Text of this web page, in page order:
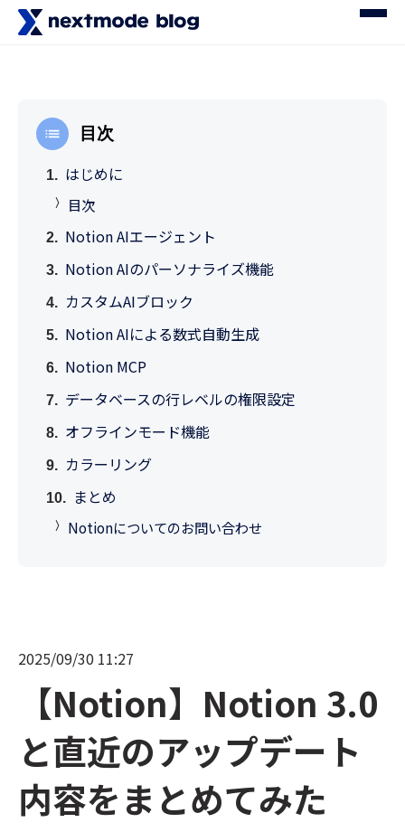
目次
はじめに
目次
Notion AIエージェント
Notion AIのパーソナライズ機能
カスタムAIブロック
Notion AIによる数式自動生成
Notion MCP
データベースの行レベルの権限設定
オフラインモード機能
カラーリング
まとめ
Notionについてのお問い合わせ
2025/09/30 11:27
【Notion】Notion 3.0
と直近のアップデート
内容をまとめてみた